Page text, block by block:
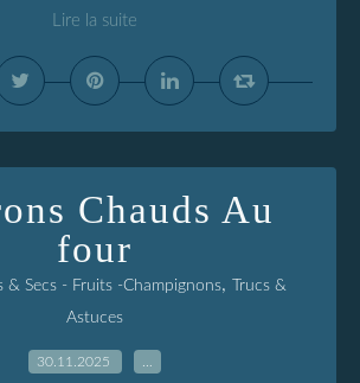
Lire la suite
Chauds Au
four
& Secs - Fruits -Champignons,
Trucs &
Astuces
30.11.2025